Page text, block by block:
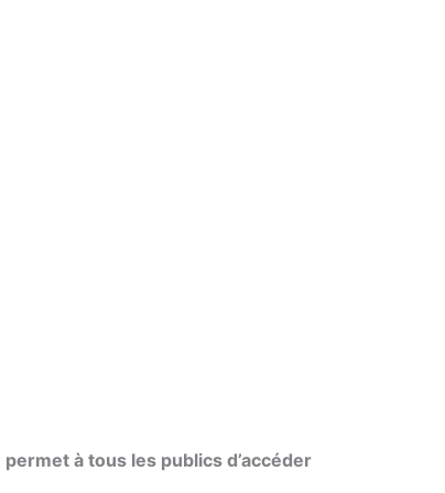
permet à tous les publics d’accéder